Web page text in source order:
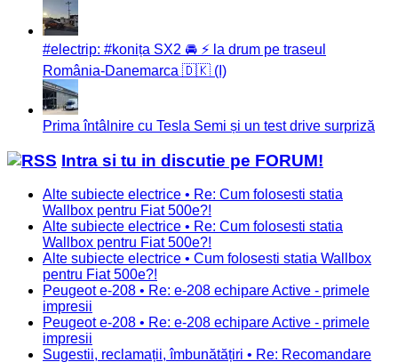
#electrip: #konița SX2 🚘 ⚡️ la drum pe traseul
România-Danemarca 🇩🇰 (I)
Prima întâlnire cu Tesla Semi și un test drive surpriză
Intra si tu in discutie pe FORUM!
Alte subiecte electrice • Re: Cum folosesti statia
Wallbox pentru Fiat 500e?!
Alte subiecte electrice • Re: Cum folosesti statia
Wallbox pentru Fiat 500e?!
Alte subiecte electrice • Cum folosesti statia Wallbox
pentru Fiat 500e?!
Peugeot e-208 • Re: e-208 echipare Active - primele
impresii
Peugeot e-208 • Re: e-208 echipare Active - primele
impresii
Sugestii, reclamații, îmbunătățiri • Re: Recomandare